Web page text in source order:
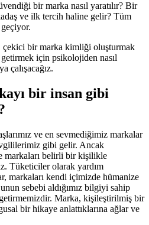
bir marka nasıl yaratılır? Bir
ve ilk tercih haline gelir? Tüm
çekici bir marka kimliği oluşturmak
için psikolojiden nasıl
çalışacağız.
bir insan gibi
ve en sevmediğimiz markalar
gibi gelir. Ancak
markaları belirli bir kişilikle
Tüketiciler olarak yardım
markaları kendi içimizde hümanize
sebebi aldığımız bilgiyi sahip
getirmemizdir. Marka, kişileştirilmiş bir
bir hikaye anlattıklarına ağlar ve